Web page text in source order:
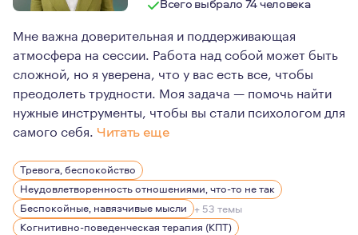
Всего выбрало 74 человека
Мне важна доверительная и поддерживающая
атмосфера на сессии. Работа над собой может быть
сложной, но я уверена, что у вас есть все, чтобы
преодолеть трудности. Моя задача — помочь найти
нужные инструменты, чтобы вы стали психологом для
самого себя. Читать еще
Я являюсь членом Ассоциации когнитивно-
Тревога, беспокойство
Неудовлетворенность отношениями, что-то не так
Беспокойные, навязчивые мысли + 53 темы
Когнитивно-поведенческая терапия (КПТ)